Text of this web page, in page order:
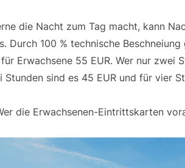
die Nacht zum Tag macht, kann
Durch 100 % technische
Erwachsene 55 EUR. Wer nur zwei
Stunden sind es 45 EUR und für vier
die Erwachsenen-Eintrittskarten